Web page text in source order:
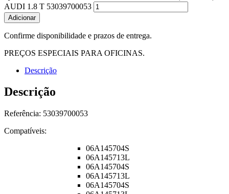
AUDI 1.8 T 53039700053
Adicionar
Confirme disponibilidade e prazos de entrega.
PREÇOS ESPECIAIS PARA OFICINAS.
Descrição
Descrição
Referência: 53039700053
Compatíveis:
06A145704S
06A145713L
06A145704S
06A145713L
06A145704S